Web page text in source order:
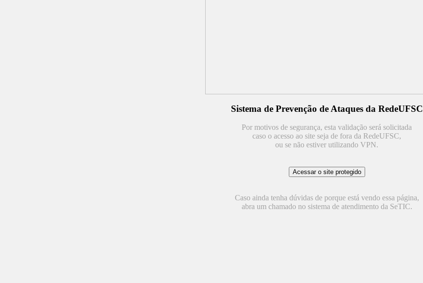
Sistema de Prevenção de Ataques da RedeUFSC
Por motivos de segurança, esta validação será solicitada
caso o acesso ao site seja de fora da RedeUFSC,
ou se não estiver utilizando VPN.
Caso ainda tenha dúvidas de porque está vendo essa página,
abra um chamado no sistema de atendimento da SeTIC.